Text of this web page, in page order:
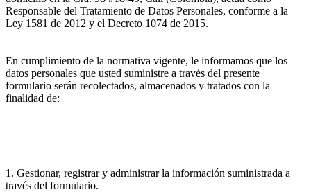
Responsable del Tratamiento de Datos Personales, conforme a la
Ley 1581 de 2012 y el Decreto 1074 de 2015.
En cumplimiento de la normativa vigente, le informamos que los
datos personales que usted suministre a través del presente
formulario serán recolectados, almacenados y tratados con la
finalidad de:
1. Gestionar, registrar y administrar la información suministrada a
través del formulario.